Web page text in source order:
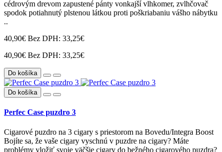
cédrovým drevom zapustené pánty vonkajší vlhkomer, zvlhčovač
spodok potiahnutý plstenou látkou proti poškriabaniu vášho nábytku
..
40,90€ Bez DPH: 33,25€
40,90€ Bez DPH: 33,25€
Do košíka
Do košíka
Perfec Case puzdro 3
Cigarové puzdro na 3 cigary s priestorom na Bovedu/Integra Boost
Bojíte sa, že vaše cigary vyschnú v puzdre na cigary? Máte
problémy vložiť svoje väčšie cigary do bežného cigarového puzdra?